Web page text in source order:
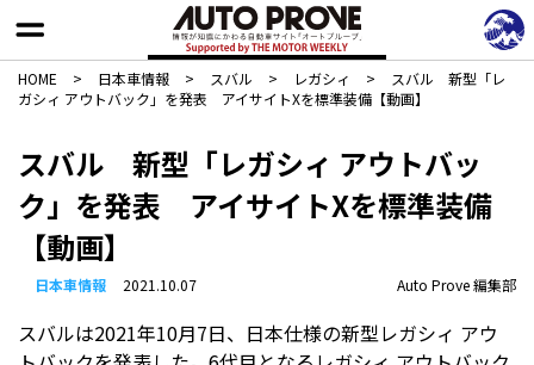
HOME > 日本車情報​ > スバル > レガシィ >
スバル 新型「レ
ガシィ アウトバック」を発表 アイサイトXを標準装備【動画】
スバル 新型「レガシィ アウトバッ
ク」を発表 アイサイトXを標準装備
【動画】
日本車情報​ 2021.10.07 Auto Prove 編集部
スバルは2021年10月7日、日本仕様の新型レガシィ アウ